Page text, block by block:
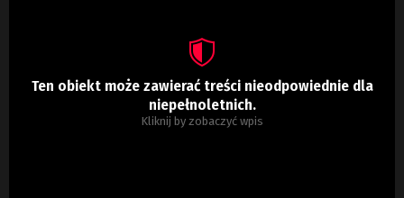
Ten obiekt może zawierać treści nieodpowiednie dla
niepełnoletnich.
Kliknij by zobaczyć wpis